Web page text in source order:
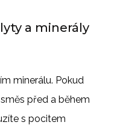
a minerály
minerálu. Pokud
před a během
s pocitem